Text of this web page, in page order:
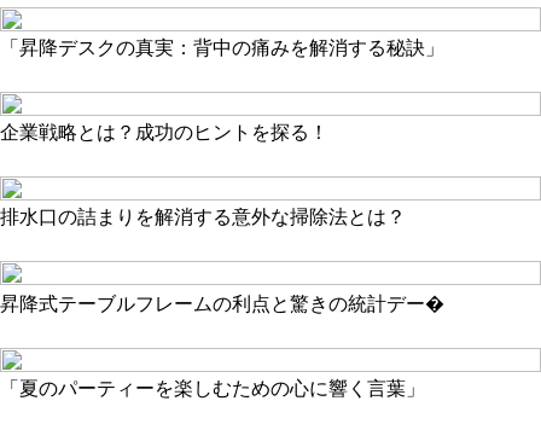
「昇降デスクの真実：背中の痛みを解消する秘訣」
企業戦略とは？成功のヒントを探る！
排水口の詰まりを解消する意外な掃除法とは？
昇降式テーブルフレームの利点と驚きの統計デー�
「夏のパーティーを楽しむための心に響く言葉」